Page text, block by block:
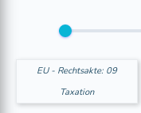
EU - Rechtsakte: 09
Taxation